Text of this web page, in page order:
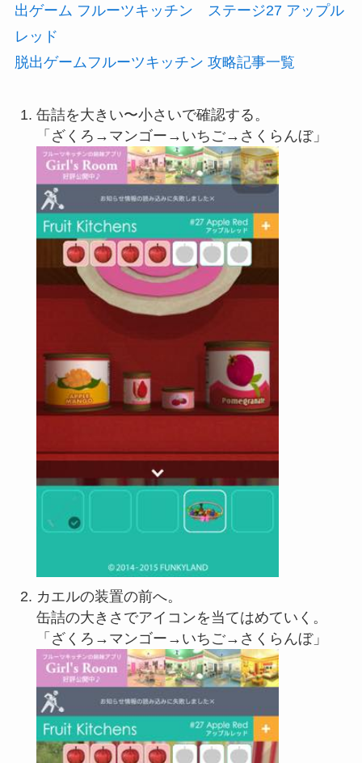
出ゲーム フルーツキッチン ステージ27 アップル
レッド
脱出ゲームフルーツキッチン 攻略記事一覧
缶詰を大きい〜小さいで確認する。
「ざくろ→マンゴー→いちご→さくらんぼ」
カエルの装置の前へ。
缶詰の大きさでアイコンを当てはめていく。
「ざくろ→マンゴー→いちご→さくらんぼ」